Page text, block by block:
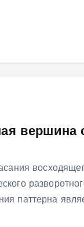
вершина
паттерна